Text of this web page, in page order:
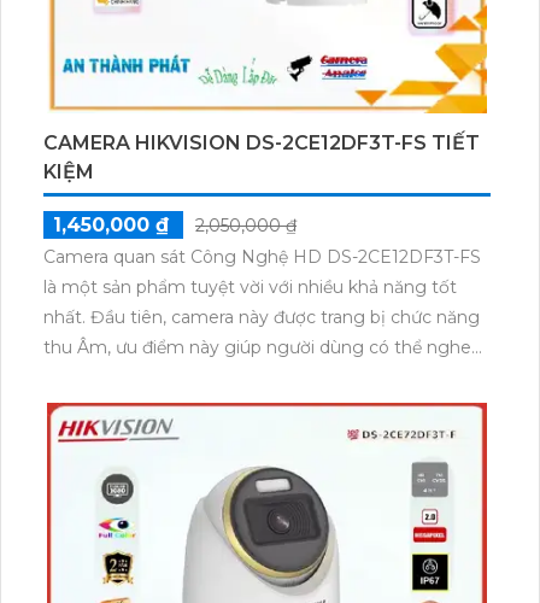
CAMERA HIKVISION DS-2CE12DF3T-FS TIẾT
KIỆM
1,450,000 ₫
2,050,000 ₫
Camera quan sát Công Nghệ HD DS-2CE12DF3T-FS
là một sản phẩm tuyệt vời với nhiều khả năng tốt
nhất. Đầu tiên, camera này được trang bị chức năng
thu Âm, ưu điểm này giúp người dùng có thể nghe
camera cũng có khả năng màu Ban Đêm, sử dụng
công nghệ đầu ghi hình ảnh thiếu sáng với màu sắc
rõ ràng, chất lượng tốt ngay cả khi ánh sáng không
đủ. Với công nghệ Progressive Scan CMOS, camera
có màu sắc sặc sỡ, rõ nét. Đặc biệt, công nghệ thiếu
sáng Full Color cho phép camera quan sát trong
khoảng cách lên đến 40m ban đêm, làm cho sản